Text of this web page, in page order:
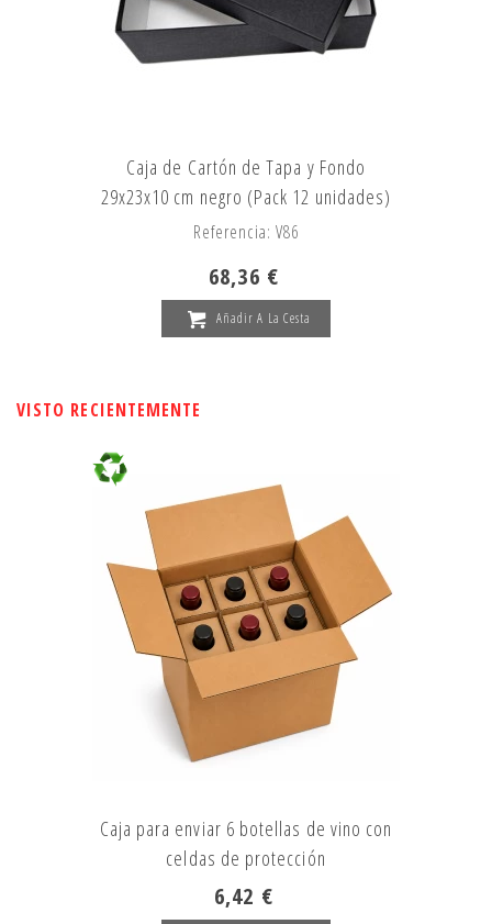
Caja de Cartón de Tapa y Fondo
29x23x10 cm negro (Pack 12 unidades)
Referencia: V86
68,36 €
Añadir A La Cesta
VISTO RECIENTEMENTE
Caja para enviar 6 botellas de vino con
celdas de protección
6,42 €